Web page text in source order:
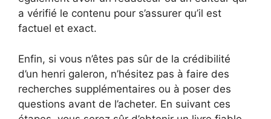
a vérifié le contenu pour s’assurer qu’il est
factuel et exact.
Enfin, si vous n’êtes pas sûr de la crédibilité
d’un henri galeron, n’hésitez pas à faire des
recherches supplémentaires ou à poser des
questions avant de l’acheter. En suivant ces